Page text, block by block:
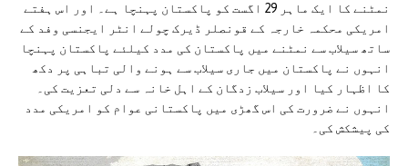
نمٹنے کا ایک ماہر 29 اگست کو پاکستان پہنچا ہے۔ اور اس ہفتے
امریکی محکمہ خارجہ کے قونصلر ڈیرک چولے انٹر ایجنسی وفد کے
ساتھ سیلاب سے نمٹنے میں پاکستان کی مدد کیلئے پاکستان پہنچا
انہوں نے پاکستان میں جاری سیلاب سے ہونے والی تباہی پر دکھ
کا اظہار کیا اور سیلاب زدگان کے اہل خانہ سے دلی تعزیت کی۔
انہوں نے ضرورت کی اس گھڑی میں پاکستانی عوام کو امریکی مدد
کی پیشکش کی۔